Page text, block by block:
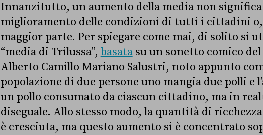
Innanzitutto, un aumento della media non
miglioramento delle condizioni di tutti i cittadini o,
maggior parte. Per spiegare come mai, di solito si
“media di Trilussa”, basatasu un sonetto comico
Alberto Camillo Mariano Salustri, noto appunto
popolazione di due persone uno mangia due polli e
un pollo consumato da ciascun cittadino, ma in
diseguale. Allo stesso modo, la quantità di
è cresciuta, ma questo aumento si è concentrato